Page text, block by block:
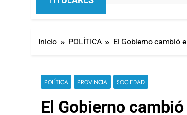
Inicio POLÍTICA El Gobierno cambió
POLÍTICA PROVINCIA SOCIEDAD
El Gobierno